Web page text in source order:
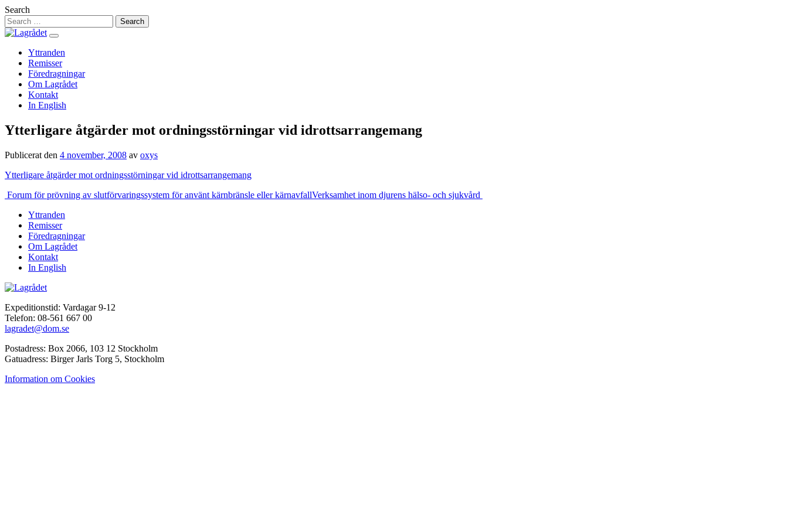
Hoppa
till
innehåll
Search
Yttranden
Remisser
Föredragningar
Om Lagrådet
Kontakt
In English
Ytterligare åtgärder mot ordningsstörningar vid idrottsarrangemang
Publicerat den 4 november, 2008 av oxys
Ytterligare åtgärder mot ordningsstörningar vid idrottsarrangemang
Inläggsnavigering
Forum för prövning av slutförvaringssystem för använt kärnbränsle eller kärnavfallVerksamhet inom djurens hälso- och sjukvård
Yttranden
Remisser
Föredragningar
Om Lagrådet
Kontakt
In English
Expeditionstid: Vardagar 9-12
Telefon: 08-561 667 00
lagradet@dom.se
Postadress: Box 2066, 103 12 Stockholm
Gatuadress: Birger Jarls Torg 5, Stockholm
Information om Cookies